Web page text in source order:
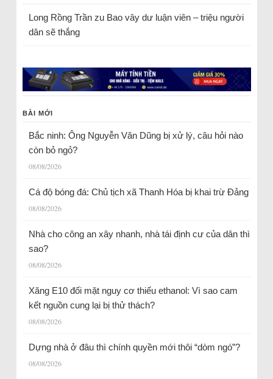
Long Rồng Trầnzu Bao vây dư luận viên – triệu người
dân sẽ thắng
BÀI MỚI
Bắc ninh: Ông Nguyễn Văn Dũng bị xử lý, câu hỏi nào
còn bỏ ngỏ?
08/08/2026
Cá độ bóng đá: Chủ tịch xã Thanh Hóa bị khai trừ Đảng
08/08/2026
Nhà cho công an xây nhanh, nhà tái định cư của dân thì
sao?
08/08/2026
Xăng E10 đối mặt nguy cơ thiếu ethanol: Vì sao cam
kết nguồn cung lại bị thử thách?
08/08/2026
Dựng nhà ở đâu thì chính quyền mới thôi “dòm ngó”?
08/08/2026